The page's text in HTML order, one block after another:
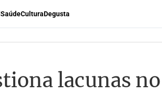
SaúdeCulturaDegusta
lacunas